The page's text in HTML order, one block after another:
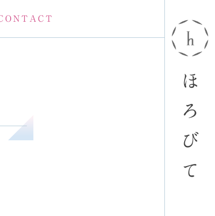
ほ
ろ
び
て